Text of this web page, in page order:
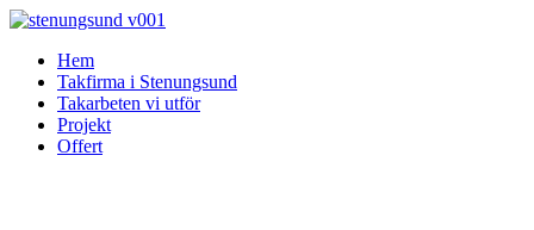
Skip
contentHem
Takfirma i Stenungsund
Takarbeten vi utför
Projekt
Offert